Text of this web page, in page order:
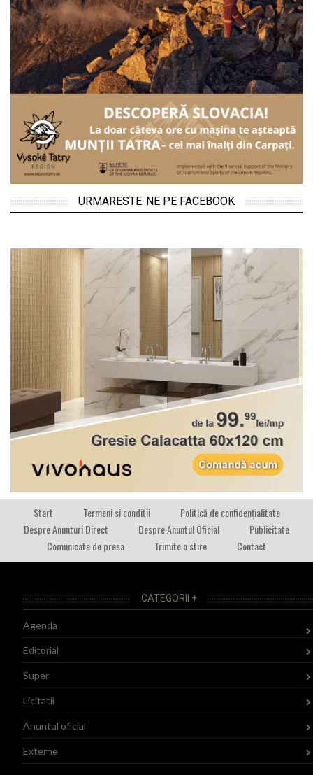
URMARESTE-NE PE FACEBOOK
Start Termeni si conditii
Politică de confidențialitate
Despre Anunturi Direct
Despre Anuntul Oficial
Publicitate
Comunicate de presa
Trimite o stire Contact
CATEGORII +
Agenda
Editorial
Super
Licitatii
Anuntul oficial
Externe